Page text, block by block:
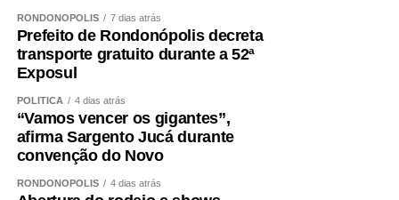
RONDONÓPOLIS 7 dias atrás
Prefeito de Rondonópolis decreta
transporte gratuito durante a 52ª
Exposul
POLÍTICA 4 dias atrás
“Vamos vencer os gigantes”,
afirma Sargento Jucá durante
convenção do Novo
RONDONÓPOLIS 4 dias atrás